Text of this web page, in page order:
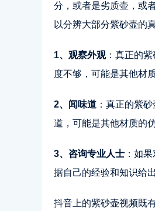
分，或者是劣质壶，或
以分辨大部分紫砂壶的
1、观察外观：真正的
度不够，可能是其他材
2、闻味道 ：真正的紫
道，可能是其他材质的仿
3、咨询专业人士 ：如
据自己的经验和知识给
抖音上的紫砂壶视频既